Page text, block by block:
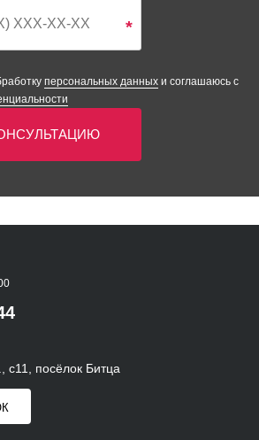
*
персональных данных и соглашаюсь с
с11, посёлок Битца